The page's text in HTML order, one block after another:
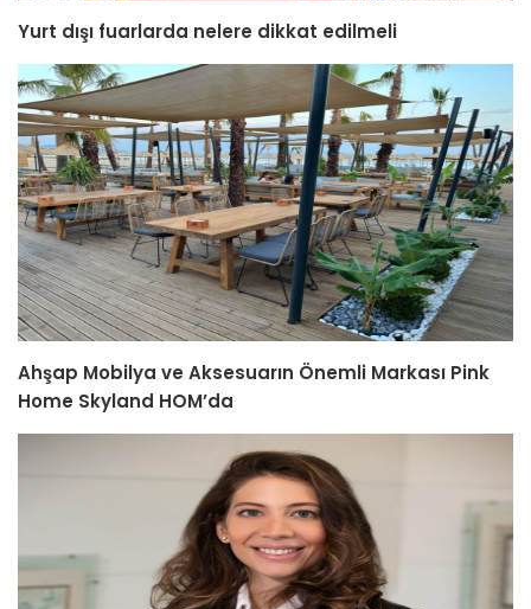
Yurt dışı fuarlarda nelere dikkat edilmeli
Ahşap Mobilya ve Aksesuarın Önemli Markası Pink
Home Skyland HOM’da